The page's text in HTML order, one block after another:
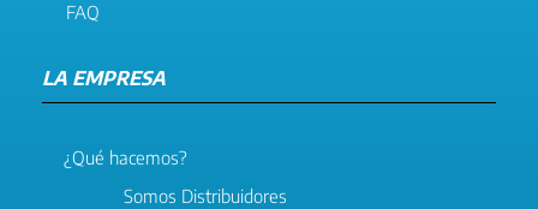
FAQ
LA EMPRESA
¿Qué hacemos?
Somos Distribuidores